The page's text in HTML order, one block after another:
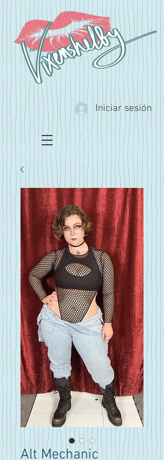
Iniciar sesión
Alt Mechanic